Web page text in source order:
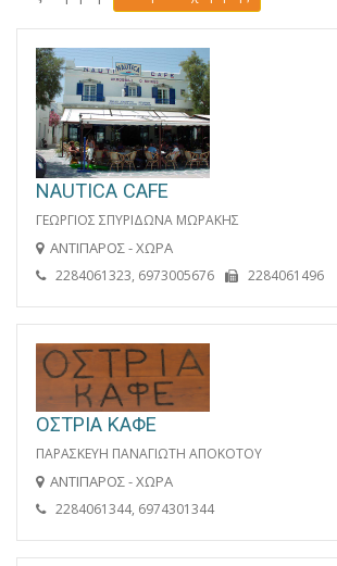
NAUTICA CAFE
ΓΕΩΡΓΙΟΣ ΣΠΥΡΙΔΩΝΑ ΜΩΡΑΚΗΣ
ΑΝΤΙΠΑΡΟΣ - ΧΩΡΑ
2284061323, 6973005676 2284061496
ΟΣΤΡΙΑ ΚΑΦΕ
ΠΑΡΑΣΚΕΥΗ ΠΑΝΑΓΙΩΤΗ ΑΠΟΚΟΤΟΥ
ΑΝΤΙΠΑΡΟΣ - ΧΩΡΑ
2284061344, 6974301344